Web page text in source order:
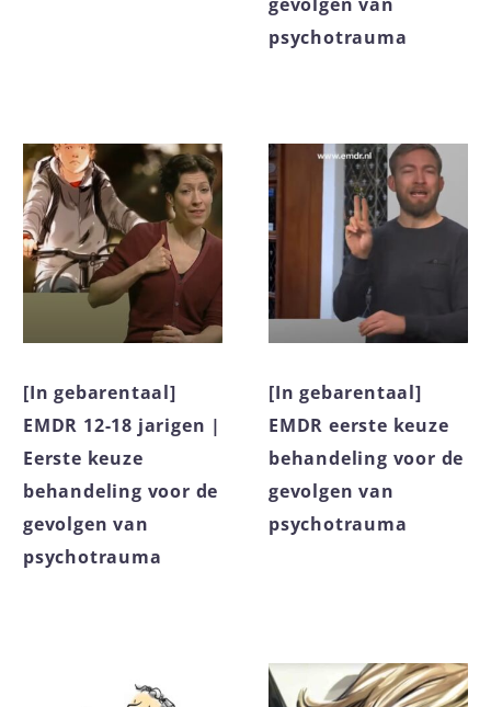
psychotrauma
[In gebarentaal]
EMDR 12-18 jarigen |
Eerste keuze
behandeling voor de
gevolgen van
psychotrauma
[In gebarentaal]
EMDR eerste keuze
behandeling voor de
gevolgen van
psychotrauma